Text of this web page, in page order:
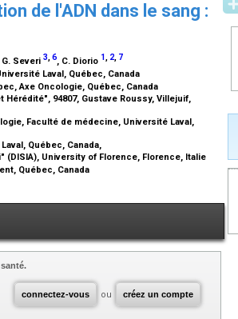
de l'ADN dans le sang :
G. Severi 3,6, C. Diorio 1, 2, 7
Laval, Québec, Canada
Axe Oncologie, Québec, Canada
Hérédité", 94807, Gustave Roussy, Villejuif,
Faculté de médecine, Université Laval,
Québec, Canada,
University of Florence, Florence, Italie
Québec, Canada
connectez-vous ou créez un compte